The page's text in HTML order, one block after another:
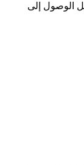
الوصول إلى